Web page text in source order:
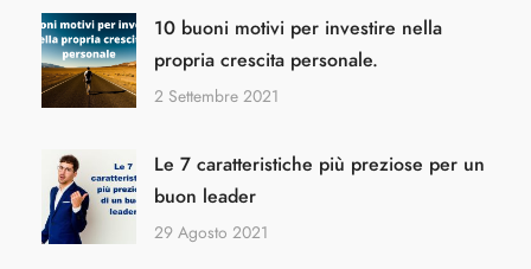
10 buoni motivi per investire nella
propria crescita personale.
2 Settembre 2021
Le 7 caratteristiche più preziose per un
buon leader
29 Agosto 2021